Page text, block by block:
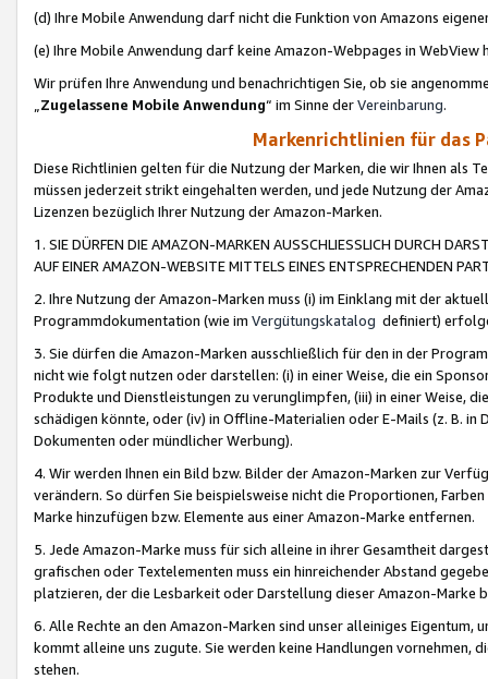
(d) Ihre Mobile Anwendung darf nicht die Funktion von Amazons
(e) Ihre Mobile Anwendung darf keine Amazon-Webpages in WebView
Wir prüfen Ihre Anwendung und benachrichtigen Sie, ob sie
„Zugelassene Mobile Anwendung“ im Sinne derVereinbarung.
Markenrichtlinien für das
Diese Richtlinien gelten für die Nutzung der Marken, die wir Ihnen als
müssen jederzeit strikt eingehalten werden, und jede Nutzung der
Lizenzen bezüglich Ihrer Nutzung der Amazon-Marken.
1. SIE DÜRFEN DIE AMAZON-MARKEN AUSSCHLIESSLICH DURCH
AUF EINER AMAZON-WEBSITE MITTELS EINES ENTSPRECHENDEN
2. Ihre Nutzung der Amazon-Marken muss (i) im Einklang mit der
Programmdokumentation (wie im Vergütungskatalog definiert)
3. Sie dürfen die Amazon-Marken ausschließlich für den in der
nicht wie folgt nutzen oder darstellen: (i) in einer Weise, die ein
Produkte und Dienstleistungen zu verunglimpfen, (iii) in einer Weise,
schädigen könnte, oder (iv) in Offline-Materialien oder E-Mails (z. B. in
Dokumenten oder mündlicher Werbung).
4. Wir werden Ihnen ein Bild bzw. Bilder der Amazon-Marken zur
verändern. So dürfen Sie beispielsweise nicht die Proportionen,
Marke hinzufügen bzw. Elemente aus einer Amazon-Marke entfernen.
5. Jede Amazon-Marke muss für sich alleine in ihrer Gesamtheit
grafischen oder Textelementen muss ein hinreichender Abstand
platzieren, der die Lesbarkeit oder Darstellung dieser Amazon-Marke
6. Alle Rechte an den Amazon-Marken sind unser alleiniges
kommt alleine uns zugute. Sie werden keine Handlungen vornehmen,
stehen.